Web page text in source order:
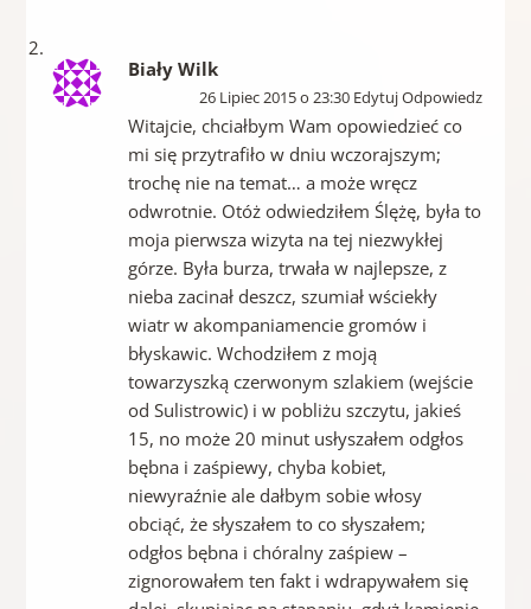
Biały Wilk
26 Lipiec 2015 o 23:30 Edytuj Odpowiedz
Witajcie, chciałbym Wam opowiedzieć co
mi się przytrafiło w dniu wczorajszym;
trochę nie na temat… a może wręcz
odwrotnie. Otóż odwiedziłem Ślężę, była to
moja pierwsza wizyta na tej niezwykłej
górze. Była burza, trwała w najlepsze, z
nieba zacinał deszcz, szumiał wściekły
wiatr w akompaniamencie gromów i
błyskawic. Wchodziłem z moją
towarzyszką czerwonym szlakiem (wejście
od Sulistrowic) i w pobliżu szczytu, jakieś
15, no może 20 minut usłyszałem odgłos
bębna i zaśpiewy, chyba kobiet,
niewyraźnie ale dałbym sobie włosy
obciąć, że słyszałem to co słyszałem;
odgłos bębna i chóralny zaśpiew –
zignorowałem ten fakt i wdrapywałem się